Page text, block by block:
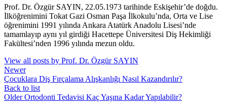
Prof. Dr. Özgür SAYIN, 22.05.1973 tarihinde Eskişehir’de doğdu.
İlköğrenimini Tokat Gazi Osman Paşa İlkokulu’nda, Orta ve Lise
öğrenimini 1991 yılında Ankara Atatürk Anadolu Lisesi’nde
tamamlayıp aynı yıl girdiği Hacettepe Üniversitesi Diş Hekimliği
Fakültesi’nden 1996 yılında mezun oldu.
View all posts by Prof. Dr. Özgür SAYIN
Newer
Çocuklara Diş Fırçalama Alışkanlığı Nasıl Kazandırılır?
Back to list
Older Ortodonti Tedavisi Kaç Yaşına Kadar Yapılabilir?